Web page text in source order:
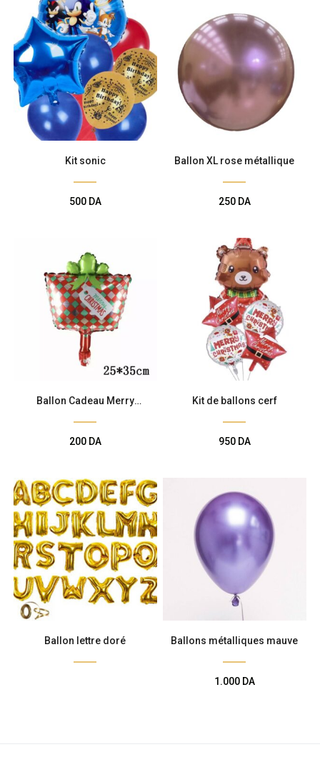
Kit sonic
500 DA
Ballon XL rose métallique
250 DA
Ballon Cadeau Merry
200 DA
Kit de ballons cerf
950 DA
Ballon lettre doré Ballons métalliques mauve
1.000 DA